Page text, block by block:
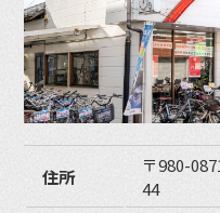
住所
〒980-
44